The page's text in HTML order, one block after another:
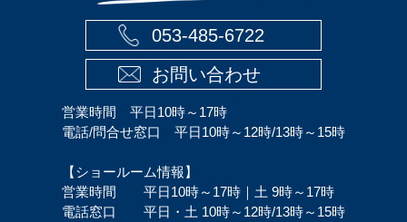
053-485-6722
お問い合わせ
営業時間 平日10時～17時
電話/問合せ窓口 平日10時～12時/13時～15時
【ショールーム情報】
営業時間 平日10時～17時｜土 9時～17時
電話窓口 平日・土 10時～12時/13時～15時